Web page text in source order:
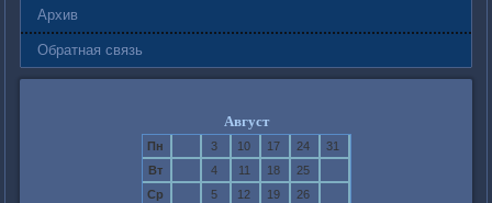
Архив
Обратная связь
Август
Пн 3 10 17 24
31
Вт
4 11 18
25
Ср
5 12 19
26